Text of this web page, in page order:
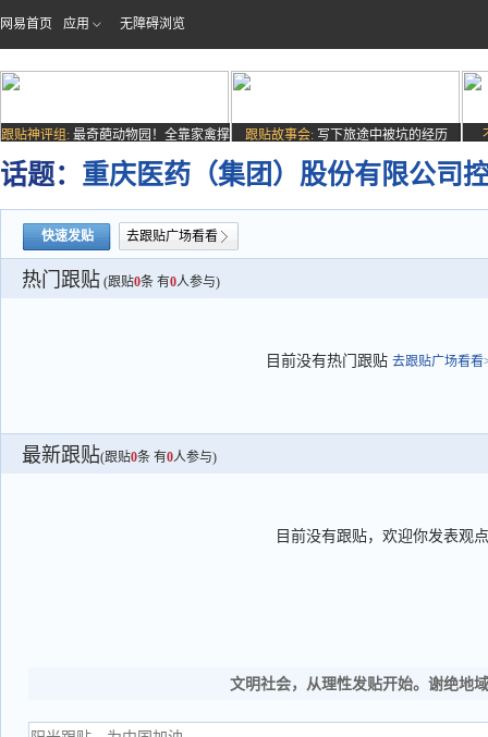
网易首页 应用 无障碍浏览
跟贴神评组: 最奇葩动物园！全靠家禽撑
场子
跟贴故事会: 写下旅途中被坑的经历
话题： 重庆医药（集团）股份有限公司
快速发贴 去跟贴广场看看
热门跟贴 (跟贴0条 有0人参与)
目前没有热门跟贴 去跟贴广场看看
最新跟贴(跟贴0条 有0人参与)
目前没有跟贴，欢迎你发表观点
文明社会，从理性发贴开始。谢绝地